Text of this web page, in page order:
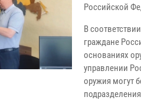
Российской
В
граждане
основаниях
управлении
оружия могут